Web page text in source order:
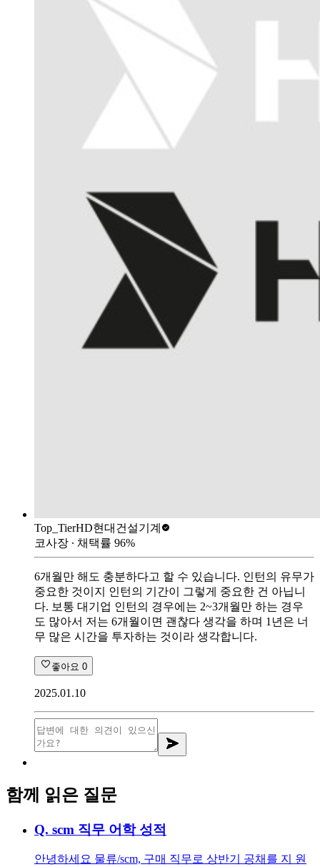
Top_TierHD현대건설기계
코사장 ∙ 채택률 96%
6개월만 해도 충분하다고 할 수 있습니다. 인턴의 유무가
중요한 것이지 인턴의 기간이 그렇게 중요한 건 아닙니
다. 보통 대기업 인턴의 경우에는 2~3개월만 하는 경우
도 많아서 저는 6개월이면 괜찮다 생각을 하며 1년은 너
무 많은 시간을 투자하는 것이라 생각합니다.
좋아요 0
2025.01.10
함께 읽은 질문
Q. scm 직무 어학 성적
안녕하세요 물류/scm, 구매 직무로 상반기 공채를 지 원